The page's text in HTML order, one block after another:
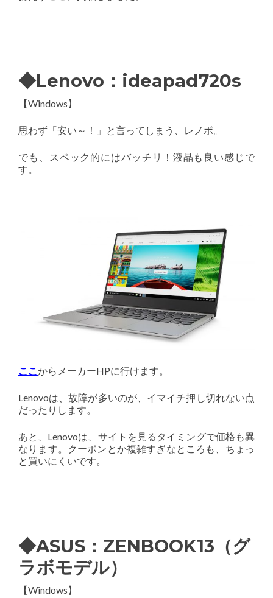
◆Lenovo：ideapad720s
【Windows】
思わず「安い～！」と言ってしまう、レノボ。
でも、スペック的にはバッチリ！液晶も良い感じで
す。
ここ からメーカーHPに行けます。
Lenovoは、故障が多いのが、イマイチ押し切れない点
だったりします。
あと、Lenovoは、サイトを見るタイミングで価格も異
なります。クーポンとか複雑すぎなところも、ちょっ
と買いにくいです。
◆ASUS：ZENBOOK13（グ
ラボモデル）
【Windows】